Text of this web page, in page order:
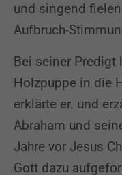
und singend
Aufbruch-
Bei seiner Predigt
Holzpuppe in die
erklärte er. und
Abraham und
Jahre vor Jesus
Gott dazu